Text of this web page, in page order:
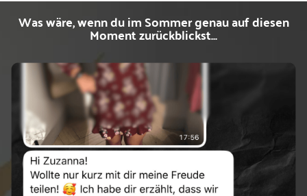
Was wäre, wenn du im Sommer genau auf diesen
Moment zurückblickst...